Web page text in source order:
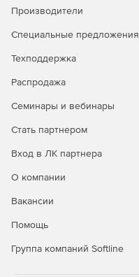
Производители
Специальные предложения
Техподдержка
Распродажа
Семинары и вебинары
Стать партнером
Вход в ЛК партнера
О компании
Вакансии
Помощь
Группа компаний Softline